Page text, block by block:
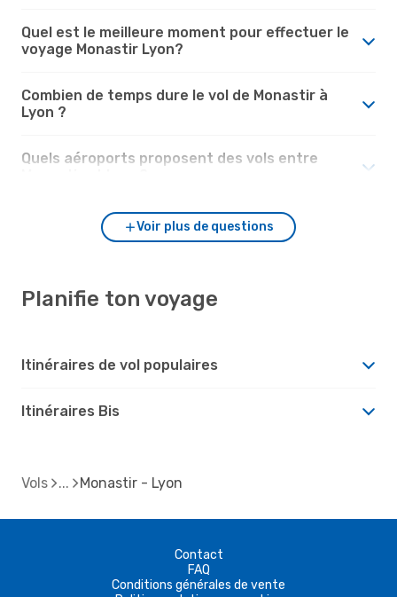
Quel est le meilleure moment pour effectuer le
voyage Monastir Lyon?
Combien de temps dure le vol de Monastir à
Lyon ?
Quels aéroports proposent des vols entre
Voir plus de questions
Planifie ton voyage
Itinéraires de vol populaires
Itinéraires Bis
Vols Monastir - Lyon
Contact
FAQ
Conditions générales de vente